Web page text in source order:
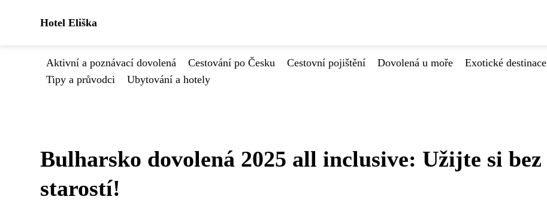
Hotel Eliška
Aktivní a poznávací dovolená Cestování po Česku Cestovní pojištění Dovolená u moře Exotické destinace
Tipy a průvodci
Ubytování a hotely
Bulharsko dovolená 2025 all inclusive: Užijte si bez
starostí!